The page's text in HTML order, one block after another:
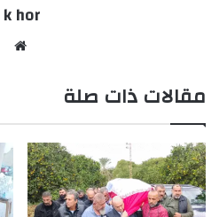
k hor
مقالات ذات صلة